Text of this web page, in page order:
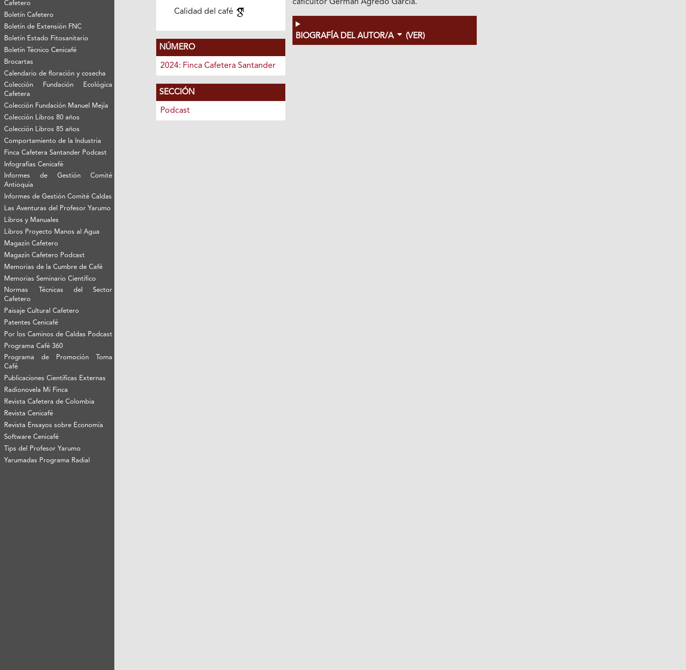
Cafetero
Boletín Cafetero
Boletín de Extensión FNC
Boletín Estado Fitosanitario
Boletín Técnico Cenicafé
Brocartas
Calendario de floración y cosecha
Colección Fundación Ecológica
Cafetera
Colección Fundación Manuel Mejía
Colección Libros 80 años
Colección Libros 85 años
Comportamiento de la Industria
Finca Cafetera Santander Podcast
Infografías Cenicafé
Informes de Gestión Comité
Antioquía
Informes de Gestión Comité Caldas
Las Aventuras del Profesor Yarumo
Libros y Manuales
Libros Proyecto Manos al Agua
Magazín Cafetero
Magazín Cafetero Podcast
Memorias de la Cumbre de Café
Memorias Seminario Científico
Normas Técnicas del Sector
Cafetero
Paisaje Cultural Cafetero
Patentes Cenicafé
Por los Caminos de Caldas Podcast
Programa Café 360
Programa de Promoción Toma
Café
Publicaciones Científicas Externas
Radionovela Mi Finca
Revista Cafetera de Colombia
Revista Cenicafé
Revista Ensayos sobre Economía
Software Cenicafé
Tips del Profesor Yarumo
Yarumadas Programa Radial
Calidad del café
NÚMERO
2024: Finca Cafetera Santander
SECCIÓN
Podcast
caficultor Germán Agredo García.
BIOGRAFÍA DEL AUTOR/A (VER)